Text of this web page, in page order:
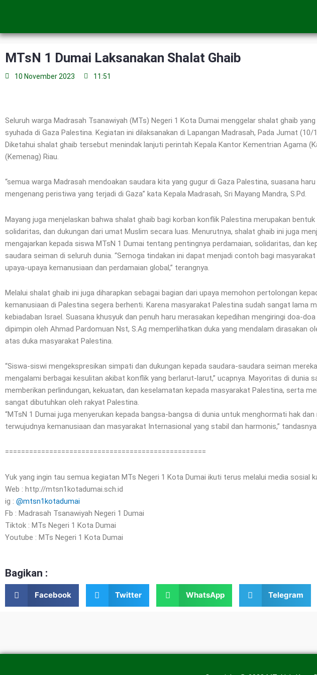
MTsN 1 Dumai Laksanakan Shalat Ghaib
10 November 2023 11:51
Seluruh warga Madrasah Tsanawiyah (MTs) Negeri 1 Kota Dumai menggelar shalat ghaib
syuhada di Gaza Palestina. Kegiatan ini dilaksanakan di Lapangan Madrasah, Pada Jumat (10/
Diketahui shalat ghaib tersebut menindak lanjuti perintah Kepala Kantor Kementrian Agama
(Kemenag) Riau.
“semua warga Madrasah mendoakan saudara kita yang gugur di Gaza Palestina, suasana
mengenang peristiwa yang terjadi di Gaza” kata Kepala Madrasah, Sri Mayang Mandra, S.Pd.
Mayang juga menjelaskan bahwa shalat ghaib bagi korban konflik Palestina merupakan
solidaritas, dan dukungan dari umat Muslim secara luas. Menurutnya, shalat ghaib ini juga
mengajarkan kepada siswa MTsN 1 Dumai tentang pentingnya perdamaian, solidaritas, dan
saudara seiman di seluruh dunia. “Semoga tindakan ini dapat menjadi contoh bagi
upaya-upaya kemanusiaan dan perdamaian global,” terangnya.
Melalui shalat ghaib ini juga diharapkan sebagai bagian dari upaya memohon pertolongan
kemanusiaan di Palestina segera berhenti. Karena masyarakat Palestina sudah sangat lama
kebiadaban Israel. Suasana khusyuk dan penuh haru merasakan kepedihan mengiringi doa-
dipimpin oleh Ahmad Pardomuan Nst, S.Ag memperlihatkan duka yang mendalam dirasakan
atas duka masyarakat Palestina.
“Siswa-siswi mengekspresikan simpati dan dukungan kepada saudara-saudara seiman
mengalami berbagai kesulitan akibat konflik yang berlarut-larut,” ucapnya. Mayoritas di dunia
memberikan perlindungan, kekuatan, dan keselamatan kepada masyarakat Palestina, serta
sangat dibutuhkan oleh rakyat Palestina.
“MTsN 1 Dumai juga menyerukan kepada bangsa-bangsa di dunia untuk menghormati hak
terwujudnya kemanusiaan dan masyarakat Internasional yang stabil dan harmonis,”
==================================================
Yuk yang ingin tau semua kegiatan MTs Negeri 1 Kota Dumai ikuti terus melalui media sosial
Web : http://mtsn1kotadumai.sch.id
ig : @mtsn1kotadumai
Fb : Madrasah Tsanawiyah Negeri 1 Dumai
Tiktok : MTs Negeri 1 Kota Dumai
Youtube : MTs Negeri 1 Kota Dumai
Bagikan :
Facebook Twitter WhatsApp Telegram